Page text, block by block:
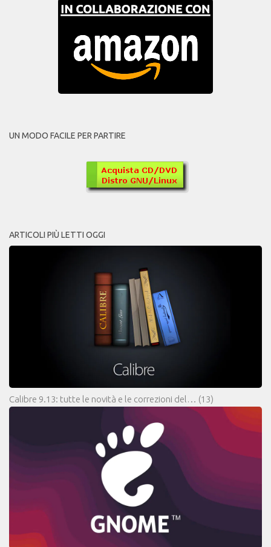
UN MODO FACILE PER PARTIRE
ARTICOLI PIÙ LETTI OGGI
Calibre 9.13: tutte le novità e le correzioni del… (13)